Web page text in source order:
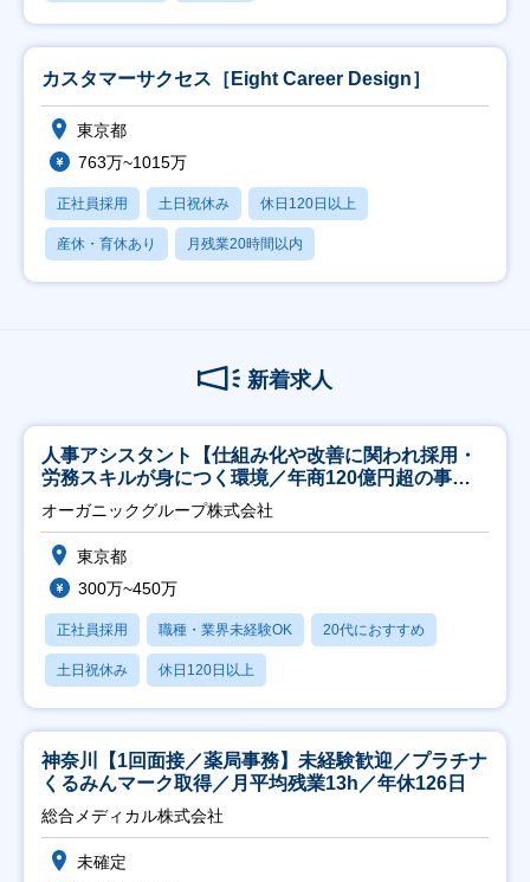
カスタマーサクセス［Eight Career Design］
東京都
763万~1015万
正社員採用 土日祝休み 休日120日以上
産休・育休あり 月残業20時間以内
新着求人
人事アシスタント【仕組み化や改善に関われ採用・
労務スキルが身につく環境／年商120億円超の事業
会社】
オーガニックグループ株式会社
東京都
300万~450万
正社員採用 職種・業界未経験OK 20代におすすめ
土日祝休み 休日120日以上
神奈川【1回面接／薬局事務】未経験歓迎／プラチナ
くるみんマーク取得／月平均残業13h／年休126日
総合メディカル株式会社
未確定